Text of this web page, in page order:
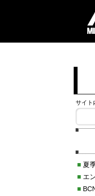
サイト
■夏
■エ
■